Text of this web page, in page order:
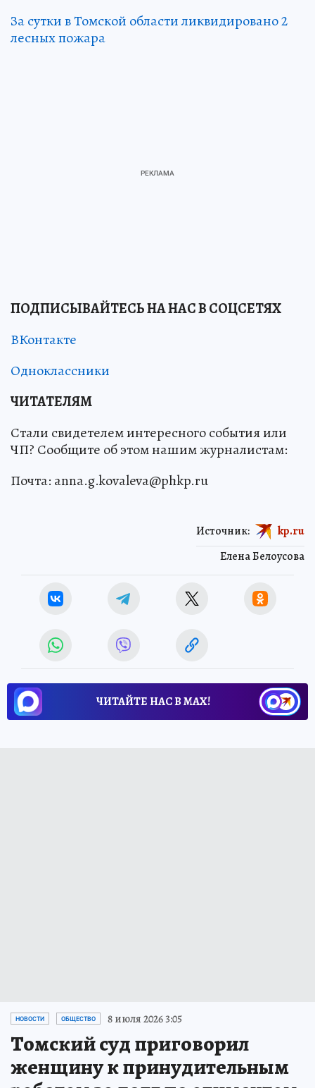
За сутки в Томской области ликвидировано 2
лесных пожара
ПОДПИСЫВАЙТЕСЬ НА НАС В СОЦСЕТЯХ
ВКонтакте
Одноклассники
ЧИТАТЕЛЯМ
Стали свидетелем интересного события или
ЧП? Сообщите об этом нашим журналистам:
Почта: anna.g.kovaleva@phkp.ru
Елена Белоусова
Источник: kp.ru
ЧИТАЙТЕ НАС В МАХ!
НОВОСТИ ОБЩЕСТВО 8 июля 2026 3:05
Томский суд приговорил
женщину к принудительным